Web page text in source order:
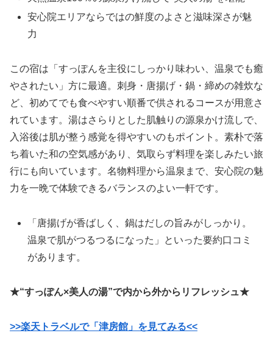
安心院エリアならではの鮮度のよさと滋味深さが魅
力
この宿は「すっぽんを主役にしっかり味わい、温泉でも癒
やされたい」方に最適。刺身・唐揚げ・鍋・締めの雑炊な
ど、初めてでも食べやすい順番で供されるコースが用意さ
れています。湯はさらりとした肌触りの源泉かけ流しで、
入浴後は肌が整う感覚を得やすいのもポイント。素朴で落
ち着いた和の空気感があり、気取らず料理を楽しみたい旅
行にも向いています。名物料理から温泉まで、安心院の魅
力を一晩で体験できるバランスのよい一軒です。
「唐揚げが香ばしく、鍋はだしの旨みがしっかり。
温泉で肌がつるつるになった」といった要約口コミ
があります。
★“すっぽん×美人の湯”で内から外からリフレッシュ★
>>楽天トラベルで「津房館」を見てみる<<